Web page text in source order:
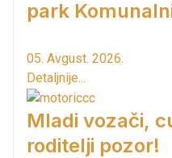
park
05. Avgust. 2026.
Detaljnije...
Mladi vozači,
roditelji pozor!